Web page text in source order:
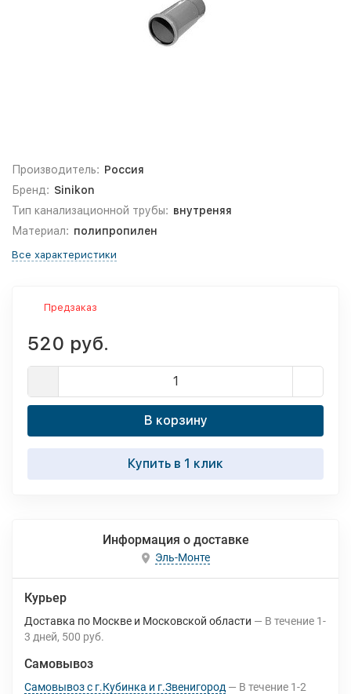
Производитель: Россия
Бренд: Sinikon
Тип канализационной трубы: внутреняя
Материал: полипропилен
Все характеристики
Предзаказ
520 руб.
В корзину
Купить в 1 клик
Информация о доставке
Эль-Монте
Курьер
Доставка по Москве и Московской области В течение 1-
3 дней 500 руб.
Самовывоз
Самовывоз с г.Кубинка и г.Звенигород В течение 1-2